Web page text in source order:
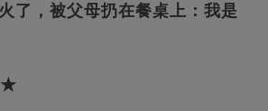
了，被父母扔在餐桌上：我是